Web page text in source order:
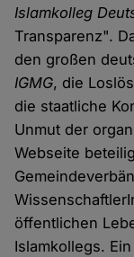
Islamkolleg
Transparenz".
den großen
IGMG, die
die staatliche
Unmut der
Webseite
öffentlichen
Islamkollegs.